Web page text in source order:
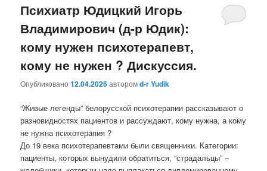
Психиатр Юдицкий Игорь
Владимирович (д-р Юдик):
кому нужен психотерапевт,
кому не нужен ? Дискуссия.
Опубликовано12.04.2026авторомd-r Yudik
“Живые легенды” белорусской психотерапии рассказывают о
разновидностях пациентов и рассуждают, кому нужна, а кому
не нужна психотерапия ?
До 19 века психотерапевтами были священники. Категории:
пациенты, которых вынудили обратиться, “страдальцы” –